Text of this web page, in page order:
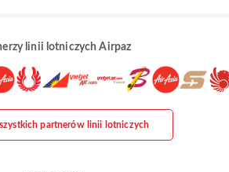
linii lotniczych Airpaz
partnerów linii lotniczych